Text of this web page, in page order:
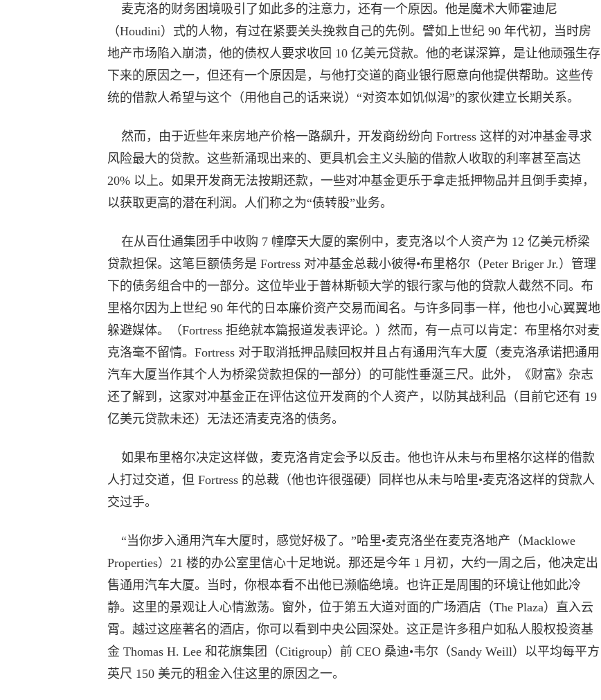
麦克洛的财务困境吸引了如此多的注意力，还有一个原因。他是魔术大师霍迪尼
（Houdini）式的人物，有过在紧要关头挽救自己的先例。譬如上世纪 90 年代初，当时房
地产市场陷入崩溃，他的债权人要求收回 10 亿美元贷款。他的老谋深算，是让他顽强生存
下来的原因之一，但还有一个原因是，与他打交道的商业银行愿意向他提供帮助。这些传
统的借款人希望与这个（用他自己的话来说）“对资本如饥似渴”的家伙建立长期关系。
然而，由于近些年来房地产价格一路飙升，开发商纷纷向 Fortress 这样的对冲基金寻求
风险最大的贷款。这些新涌现出来的、更具机会主义头脑的借款人收取的利率甚至高达
20% 以上。如果开发商无法按期还款，一些对冲基金更乐于拿走抵押物品并且倒手卖掉，
以获取更高的潜在利润。人们称之为“债转股”业务。
在从百仕通集团手中收购 7 幢摩天大厦的案例中，麦克洛以个人资产为 12 亿美元桥梁
贷款担保。这笔巨额债务是 Fortress 对冲基金总裁小彼得•布里格尔（Peter Briger Jr.）管理
下的债务组合中的一部分。这位毕业于普林斯顿大学的银行家与他的贷款人截然不同。布
里格尔因为上世纪 90 年代的日本廉价资产交易而闻名。与许多同事一样，他也小心翼翼地
躲避媒体。（Fortress 拒绝就本篇报道发表评论。）然而，有一点可以肯定：布里格尔对麦
克洛毫不留情。Fortress 对于取消抵押品赎回权并且占有通用汽车大厦（麦克洛承诺把通用
汽车大厦当作其个人为桥梁贷款担保的一部分）的可能性垂涎三尺。此外，《财富》杂志
还了解到，这家对冲基金正在评估这位开发商的个人资产，以防其战利品（目前它还有 19
亿美元贷款未还）无法还清麦克洛的债务。
如果布里格尔决定这样做，麦克洛肯定会予以反击。他也许从未与布里格尔这样的借款
人打过交道，但 Fortress 的总裁（他也许很强硬）同样也从未与哈里•麦克洛这样的贷款人
交过手。
“当你步入通用汽车大厦时，感觉好极了。”哈里•麦克洛坐在麦克洛地产（Macklowe
Properties）21 楼的办公室里信心十足地说。那还是今年 1 月初，大约一周之后，他决定出
售通用汽车大厦。当时，你根本看不出他已濒临绝境。也许正是周围的环境让他如此冷
静。这里的景观让人心情激荡。窗外，位于第五大道对面的广场酒店（The Plaza）直入云
霄。越过这座著名的酒店，你可以看到中央公园深处。这正是许多租户如私人股权投资基
金 Thomas H. Lee 和花旗集团（Citigroup）前 CEO 桑迪•韦尔（Sandy Weill）以平均每平方
英尺 150 美元的租金入住这里的原因之一。